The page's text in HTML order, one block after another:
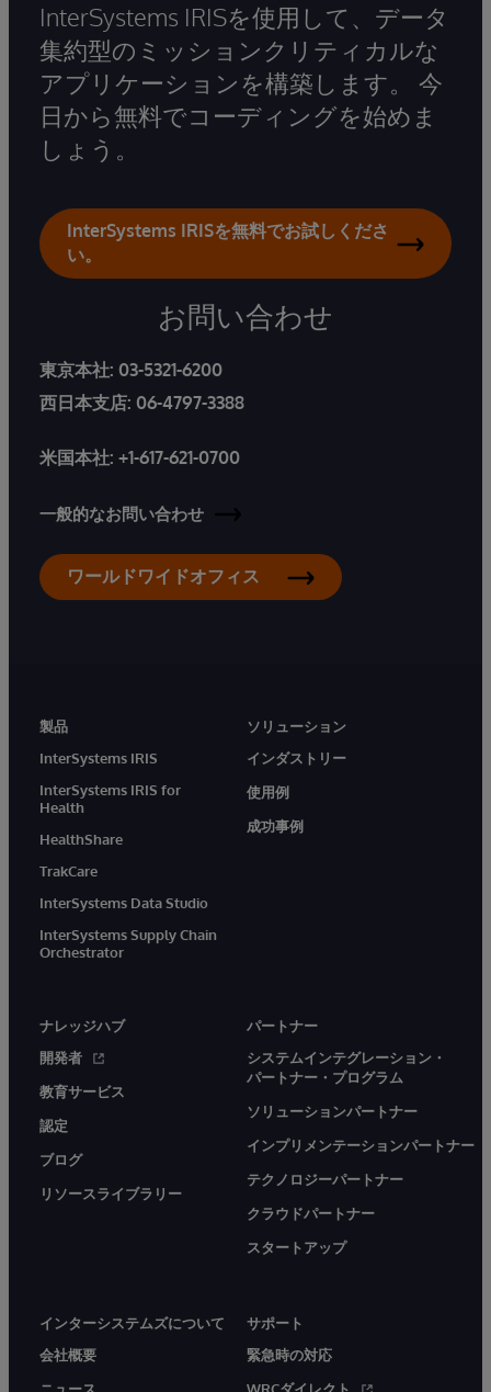
InterSystems IRISを使用して、データ
集約型のミッションクリティカルな
アプリケーションを構築します。 今
日から無料でコーディングを始めま
しょう。
InterSystems IRISを無料でお試しくださ
い。
お問い合わせ
東京本社: 03-5321-6200
西日本支店: 06-4797-3388
米国本社: +1-617-621-0700
一般的なお問い合わせ
ワールドワイドオフィス
製品
InterSystems IRIS
InterSystems IRIS for
Health
HealthShare
TrakCare
InterSystems Data Studio
InterSystems Supply Chain
Orchestrator
ソリューション
インダストリー
使用例
成功事例
ナレッジハブ
開発者
教育サービス
認定
ブログ
リソースライブラリー
パートナー
システムインテグレーション・
パートナー・プログラム
ソリューションパートナー
インプリメンテーションパートナー
テクノロジーパートナー
クラウドパートナー
スタートアップ
インターシステムズについて
会社概要
サポート
緊急時の対応